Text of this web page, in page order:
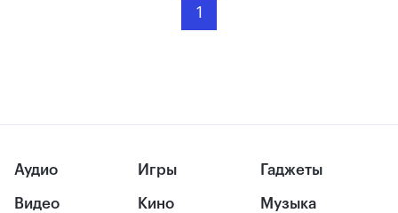
1
Аудио
Видео
Игры
Кино
Гаджеты
Музыка